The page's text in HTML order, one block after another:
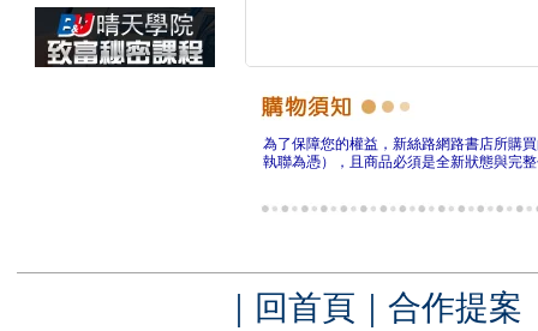
為了保障您的權益，新絲路網路書店所購
執聯為憑），且商品必須是全新狀態與完
｜ 回首頁 ｜ 合作提案